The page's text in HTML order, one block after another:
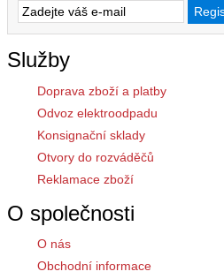
Služby
Doprava zboží a platby
Odvoz elektroodpadu
Konsignační sklady
Otvory do rozváděčů
Reklamace zboží
O společnosti
O nás
Obchodní informace